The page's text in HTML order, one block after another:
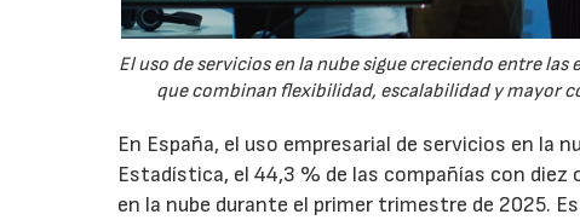
El uso de servicios en la nube sigue creciendo entre
que combinan flexibilidad, escalabilidad y mayor
En España, el uso empresarial de servicios en
Estadística, el 44,3 % de las compañías con
en la nube durante el primer trimestre de 2025.